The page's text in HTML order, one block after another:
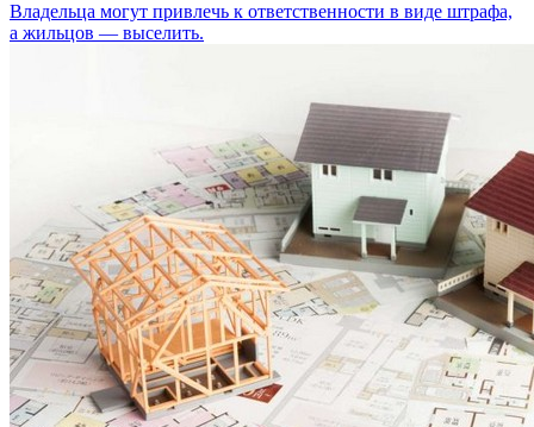
Владельца могут привлечь к ответственности в виде штрафа,
а жильцов — выселить.